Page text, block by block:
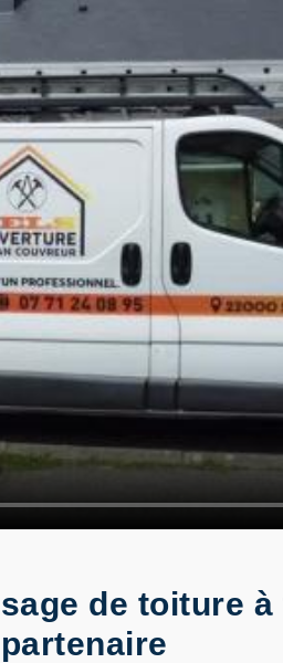
de toiture